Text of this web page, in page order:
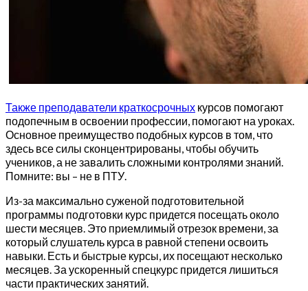
Также преподаватели краткосрочных курсов помогают
подопечным в освоении профессии, помогают на уроках.
Основное преимущество подобных курсов в том, что
здесь все силы сконцентрированы, чтобы обучить
учеников, а не завалить сложными контролями знаний.
Помните: вы – не в ПТУ.
Из-за максимально суженой подготовительной
программы подготовки курс придется посещать около
шести месяцев. Это приемлимый отрезок времени, за
который слушатель курса в равной степени освоить
навыки. Есть и быстрые курсы, их посещают несколько
месяцев. За ускоренный спецкурс придется лишиться
части практических занятий.